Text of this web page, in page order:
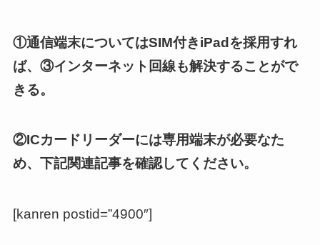
①通信端末についてはSIM付きiPadを採用すれ
ば、③インターネット回線も解決することがで
きる。
②ICカードリーダーには専用端末が必要なた
め、下記関連記事を確認してください。
[kanren postid=”4900″]